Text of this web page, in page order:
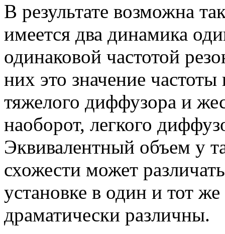
В результате возможна
имеется два динамика
одинаковой частотой
них это значение
тяжелого диффузора и
наоборот, легкого
Эквивалентный объем у
схожести может
установке в один и тот
драматически различны.